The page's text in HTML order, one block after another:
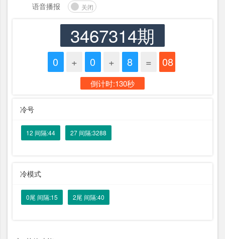
语音播报 关闭
3467314期
0 + 0 + 8 = 08
倒计时:130秒
冷号
12 间隔:44 27 间隔:3288
冷模式
0尾 间隔:15 2尾 间隔:40